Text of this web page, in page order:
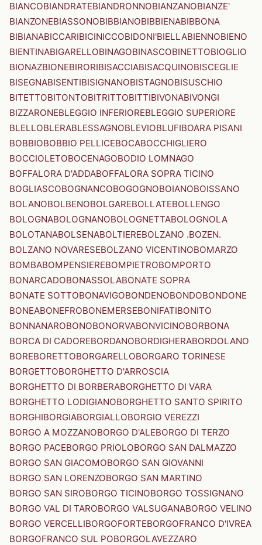
BIANCOBIANDRATEBIANDRONNOBIANZANOBIANZE'
BIANZONEBIASSONOBIBBIANOBIBBIENABIBBONA
BIBIANABICCARIBICINICCOBIDONI'BIELLABIENNOBIENO
BIENTINABIGARELLOBINAGOBINASCOBINETTOBIOGLIO
BIONAZBIONEBIRORIBISACCIABISACQUINOBISCEGLIE
BISEGNABISENTIBISIGNANOBISTAGNOBISUSCHIO
BITETTOBITONTOBITRITTOBITTIBIVONABIVONGI
BIZZARONEBLEGGIO INFERIOREBLEGGIO SUPERIORE
BLELLOBLERABLESSAGNOBLEVIOBLUFIBOARA PISANI
BOBBIOBOBBIO PELLICEBOCABOCCHIGLIERO
BOCCIOLETOBOCENAGOBODIO LOMNAGO
BOFFALORA D'ADDABOFFALORA SOPRA TICINO
BOGLIASCOBOGNANCOBOGOGNOBOIANOBOISSANO
BOLANOBOLBENOBOLGAREBOLLATEBOLLENGO
BOLOGNABOLOGNANOBOLOGNETTABOLOGNOLA
BOLOTANABOLSENABOLTIEREBOLZANO .BOZEN.
BOLZANO NOVARESEBOLZANO VICENTINOBOMARZO
BOMBABOMPENSIEREBOMPIETROBOMPORTO
BONARCADOBONASSOLABONATE SOPRA
BONATE SOTTOBONAVIGOBONDENOBONDOBONDONE
BONEABONEFROBONEMERSEBONIFATIBONITO
BONNANAROBONOBONORVABONVICINOBORBONA
BORCA DI CADOREBORDANOBORDIGHERABORDOLANO
BOREBORETTOBORGARELLOBORGARO TORINESE
BORGETTOBORGHETTO D'ARROSCIA
BORGHETTO DI BORBERABORGHETTO DI VARA
BORGHETTO LODIGIANOBORGHETTO SANTO SPIRITO
BORGHIBORGIABORGIALLOBORGIO VEREZZI
BORGO A MOZZANOBORGO D'ALEBORGO DI TERZO
BORGO PACEBORGO PRIOLOBORGO SAN DALMAZZO
BORGO SAN GIACOMOBORGO SAN GIOVANNI
BORGO SAN LORENZOBORGO SAN MARTINO
BORGO SAN SIROBORGO TICINOBORGO TOSSIGNANO
BORGO VAL DI TAROBORGO VALSUGANABORGO VELINO
BORGO VERCELLIBORGOFORTEBORGOFRANCO D'IVREA
BORGOFRANCO SUL POBORGOLAVEZZARO